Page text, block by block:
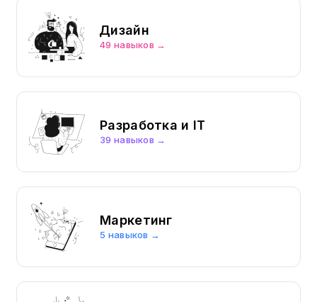
Дизайн
49 навыков →
Разработка и IT
39 навыков →
Маркетинг
5 навыков →